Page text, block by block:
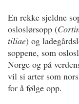
En rekke sjeldne
osloslørsopp (
tiliae) og
soppene, som
Norge og på
vil si arter som
for å følge opp.